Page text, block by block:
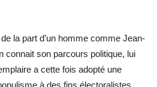
la part d’un homme comme Jean-
connait son parcours politique, lui
a cette fois adopté une
à des fins électoralistes